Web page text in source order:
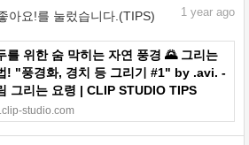
아요!를 눌렀습니다.(TIPS) 1 year ago
를 위한 숨 막히는 자연 풍경 🌄 그리는
! "풍경화, 경치 등 그리기 #1" by .avi. -
그리는 요령 | CLIP STUDIO TIPS
studio.com